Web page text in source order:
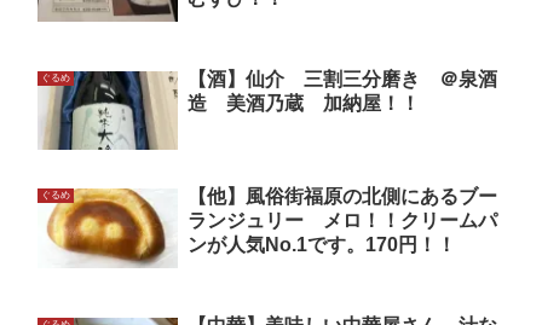
ぐるめ
【酒】仙介 三割三分磨き ＠泉酒
造 美酒乃蔵 加納屋！！
ぐるめ
【他】風俗街福原の北側にあるブー
ランジュリー メロ！！クリームパ
ンが人気No.1です。170円！！